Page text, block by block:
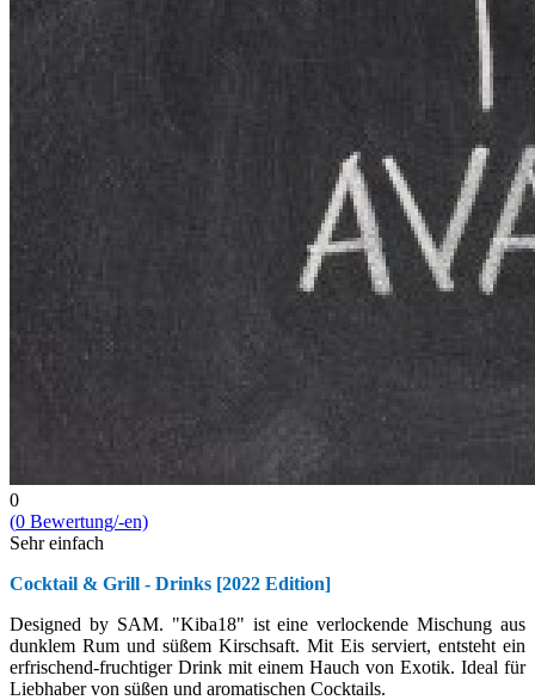
0
(0 Bewert­ung/-en)
Sehr einfach
Cocktail & Grill - Drinks [2022 Edition]
Designed by SAM. "Kiba18" ist eine verlockende Mischung aus
dunklem Rum und süßem Kirschsaft. Mit Eis serviert, entsteht ein
erfrischend-fruchtiger Drink mit einem Hauch von Exotik. Ideal für
Liebhaber von süßen und aromatischen Cocktails.